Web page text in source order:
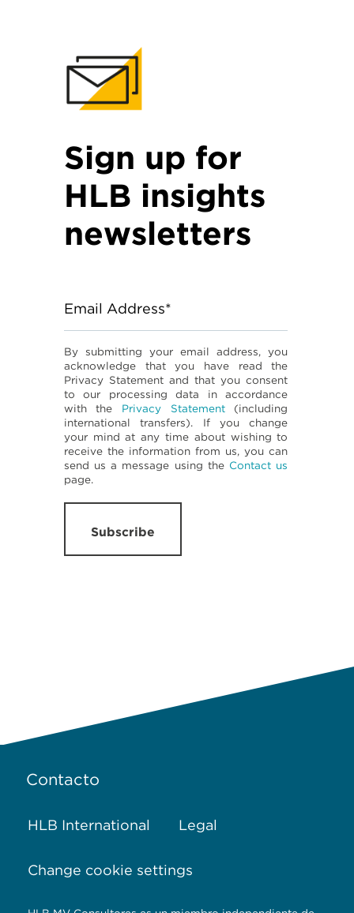
Sign up for
HLB insights
newsletters
Email Address*
By submitting your email address, you
acknowledge that you have read the
Privacy Statement and that you consent
to our processing data in accordance
with the Privacy Statement(including
international transfers). If you change
your mind at any time about wishing to
receive the information from us, you can
send us a message using the Contact us
page.
Subscribe
Contacto
HLB International Legal
Change cookie settings